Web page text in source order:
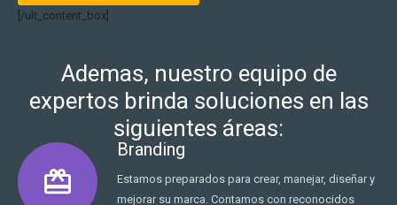
[/ult_content_box]
Ademas, nuestro equipo de
expertos brinda soluciones en las
siguientes áreas:
wallet_giftcard
Branding
Estamos preparados para crear, manejar, diseñar y
mejorar su marca. Contamos con reconocidos